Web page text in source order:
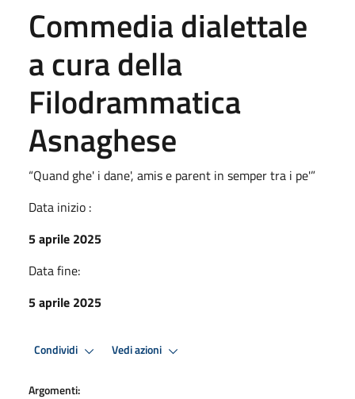
Commedia dialettale
a cura della
Filodrammatica
Asnaghese
“Quand ghe' i dane', amis e parent in semper tra i pe'”
Data inizio :
5 aprile 2025
Data fine:
5 aprile 2025
Condividi Vedi azioni
Argomenti: